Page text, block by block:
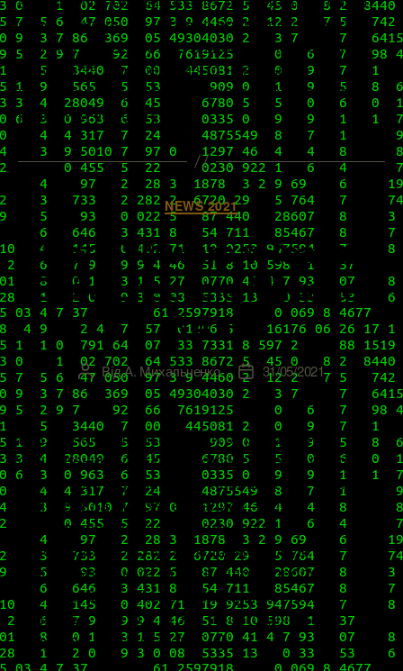
здесь. Теперь же настало время поговорить о
том, какую работу над ошибками проделала
VMware за это время и что новенького
интересного добавила. Примечательно, что
речь ниже пойдет […]
Категорії
NEWS 2021
Патч VMware vRealize
Suite Lifecycle Manager
8.4.1
Автор
запису
ВідА. Михальченко
Дата
запису
31/05/2021
В конце апреля мы писали о грандиозном
обновлении всей линейки vRealize, поднятой
VMware до версии 8.4. С первыми патчами к
ней, правда, подзадержались – к тому же
нашему фундаментальному, во всех
отношениях, обслуживающему любую
виртуализацию от этого вендора продукту,
vRealize Suite Lifecycle Manager, его выпустили
только 28 мая 2021 года. И сегодня мы,
безусловно, расскажем […]